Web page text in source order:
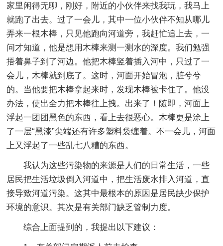
家里闲得无聊，刚好，附近的小伙伴来找我玩，我马上
就跑了出去。过了一会儿，其中一位小伙伴不知从哪儿
弄来一根木棒，只见他跑向河道旁，我赶忙追上去，一
问才知道，他是想用木棒来测一测水的深度。我们勉强
捂着鼻子到了河边。他把木棒竖着插入河中，只过了一
会儿，木棒就到底了。这时，河面开始冒泡，脏兮兮
的。当他要把木棒拿起来时，发现木棒被卡住了。他没
办法，使出全力把木棒往上拽。出来了！随即，河面上
浮起一团团黑色的东西，看上去很恶心。木棒更是涂上
了一层“黑漆”尖端还有许多塑料袋缠着。不一会儿，河面
上又浮起了一些乱七八糟的东西。
我认为这些污染物的来源是人们的日常生活，一些
居民把生活垃圾倒入河道中，把生活废水排入河道，直
接导致河道污染。这其中最根本的原因是居民缺少保护
环境的意识。其次是有关部门缺乏管制力度。
综合上面提到的，我提出以下建议：